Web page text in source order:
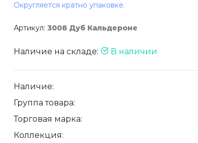
Округляется кратно упаковке.
Артикул: 3008 Дуб Кальдероне
Наличие на складе: В наличии
Наличие:
Группа товара:
Торговая марка:
Коллекция: